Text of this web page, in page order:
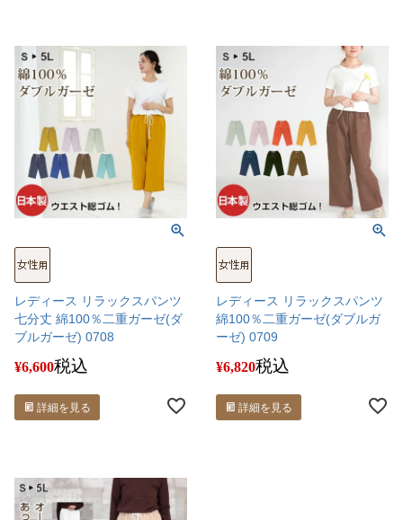
レディース リラックスパンツ
七分丈 綿100％二重ガーゼ(ダ
ブルガーゼ) 0708
¥6,600税込
詳細を見る
レディース リラックスパンツ
綿100％二重ガーゼ(ダブルガ
ーゼ) 0709
¥6,820税込
詳細を見る